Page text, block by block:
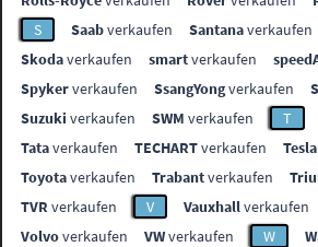
S
Saabverkaufen Santanaverkaufen
Skodaverkaufen smartverkaufen
Spykerverkaufen SsangYongverkaufen
Suzuki verkaufen SWM verkaufen T
Tataverkaufen TECHARTverkaufen Tesla
Toyotaverkaufen Trabantverkaufen
TVR verkaufen V Vauxhallverkaufen
Volvoverkaufen VWverkaufen W